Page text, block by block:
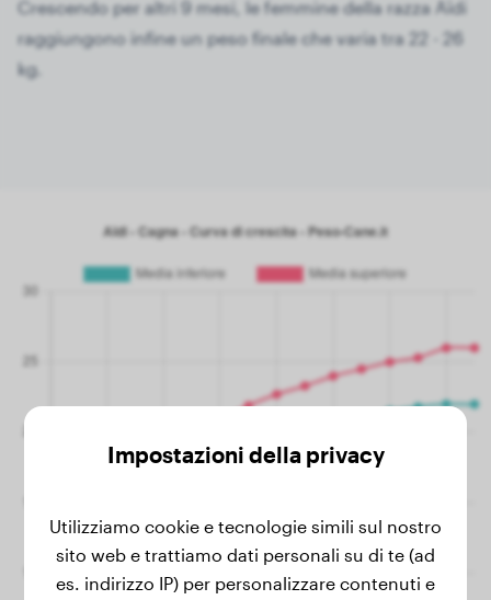
16 mesi 26.00 kg
Crescendo per altri 9 mesi, le femmine della razza Aïdi
raggiungono infine un peso finale che varia tra 22 - 26
kg.
Impostazioni della privacy
Utilizziamo cookie e tecnologie simili sul nostro
sito web e trattiamo dati personali su di te (ad
es. indirizzo IP) per personalizzare contenuti e